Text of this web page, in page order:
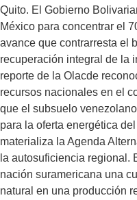
Quito. El Gobierno
México para concentrar el
avance que contrarresta el
recuperación integral de la
reporte de la Olacde
recursos nacionales en el
que el subsuelo
para la oferta energética
materializa la Agenda
la autosuficiencia regional.
nación suramericana una
natural en una producción